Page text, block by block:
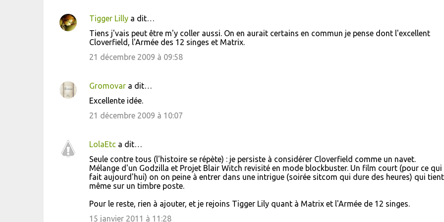
Tigger Lillya dit…
Tiens j'vais peut être m'y coller aussi. On en aurait certains en commun je pense dont l'excellent
Cloverfield, l'Armée des 12 singes et Matrix.
21 décembre 2009 à 09:58
Gromovara dit…
Excellente idée.
21 décembre 2009 à 10:07
LolaEtca dit…
Seule contre tous (l'histoire se répète) : je persiste à considérer Cloverfield comme un navet.
Mélange d'un Godzilla et Projet Blair Witch revisité en mode blockbuster. Un film court (pour ce qui
fait aujourd'hui) on on peine à entrer dans une intrigue (soirée sitcom qui dure des heures) qui
même sur un timbre poste.
Pour le reste, rien à ajouter, et je rejoins Tigger Lily quant à Matrix et l'Armée de 12 singes.
15 janvier 2011 à 11:28